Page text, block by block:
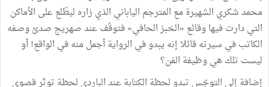
محمد شكري الشهيرة مع المترجم الياباني الذي زاره ليطّلع على الأماكن
التي دارت فيها وقائع «الخبز الحافي» فتوقّف عند صهريج صدئ وصفه
الكاتب في سيرته قائلا إنه يبدو في الرواية أجمل منه في الواقع! أو
ليست تلك هي وظيفة الفن؟
إضافة إلى التوجّس تبدو لحظة الكتابة عند الباردي لحظة توتّر قصوى